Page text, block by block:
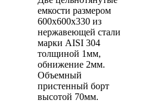
емкости размером
600х600х330 из
нержавеющей стали
марки AISI 304
толщиной 1мм,
обнижение 2мм.
Объемный
пристенный борт
высотой 70мм.